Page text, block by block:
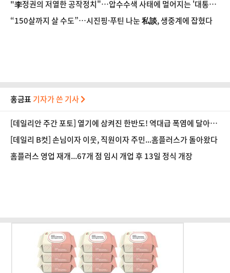
"李정권의 저열한 공작정치"…압수수색 사태에 멀어지는 '대통령
~野 회동' [정국 기상대]
“150살까지 살 수도”…시진핑·푸틴 나눈 私談, 생중계에 잡혔다
홍금표 기자가 쓴 기사
[데일리안 주간 포토] 열기에 삼켜진 한반도! 역대급 폭염에 달아오
른 도심!
[데일리 B컷] 손님이자 이웃, 직원이자 주민...홈플러스가 돌아왔다
홈플러스 영업 재개...67개 점 임시 개업 후 13일 정식 개장